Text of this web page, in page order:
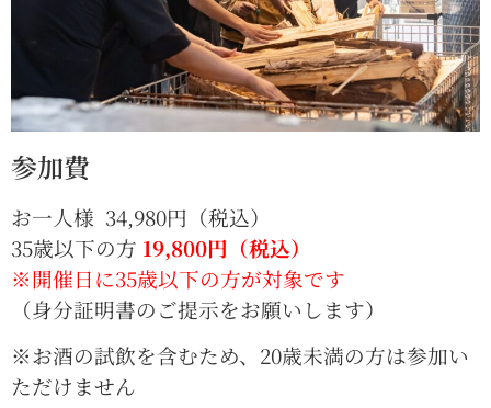
参加費
お一人様 34,980円（税込）
35歳以下の方 19,800円（税込）
※開催日に35歳以下の方が対象です
（身分証明書のご提示をお願いします）
※お酒の試飲を含むため、20歳未満の方は参加い
ただけません